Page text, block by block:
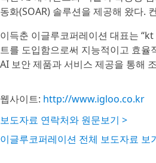
동화(SOAR) 솔루션을 제공해 왔다.
이득춘 이글루코퍼레이션 대표는
트를 도입함으로써 지능적이고 효
AI 보안 제품과 서비스 제공을 통해
웹사이트: http://www.igloo.co.kr
보도자료 연락처와 원문보기 >
이글루코퍼레이션 전체 보도자료 보